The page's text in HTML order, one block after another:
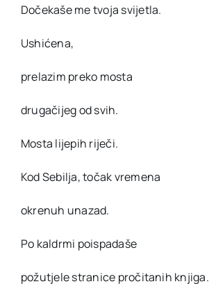
Dočekaše me tvoja svijetla.
Ushićena,
prelazim preko mosta
drugačijeg od svih.
Mosta lijepih riječi.
Kod Sebilja, točak vremena
okrenuh unazad.
Po kaldrmi poispadaše
požutjele stranice pročitanih knjiga.